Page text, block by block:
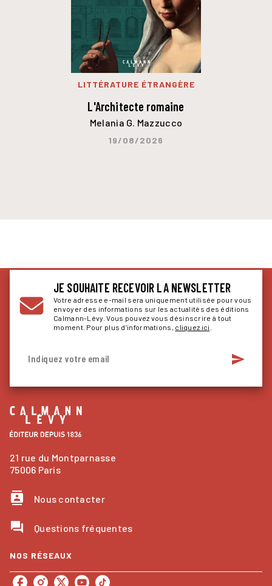
LITTÉRATURE ÉTRANGÈRE
L'Architecte romaine
Melania G. Mazzucco
19/08/2026
JE SOUHAITE RECEVOIR LA NEWSLETTER
Votre adresse e-mail sera uniquement utilisée pour vous
envoyer des informations sur les actualités des éditions
Calmann-Lévy. Vous pouvez vous désinscrire à tout
moment. Pour plus d’informations, cliquez ici
Indiquez votre email send
21 rue du Montparnasse
75006 Paris
contacts Nous contacter
question_answer Questions fréquentes
NOS RÉSEAUX